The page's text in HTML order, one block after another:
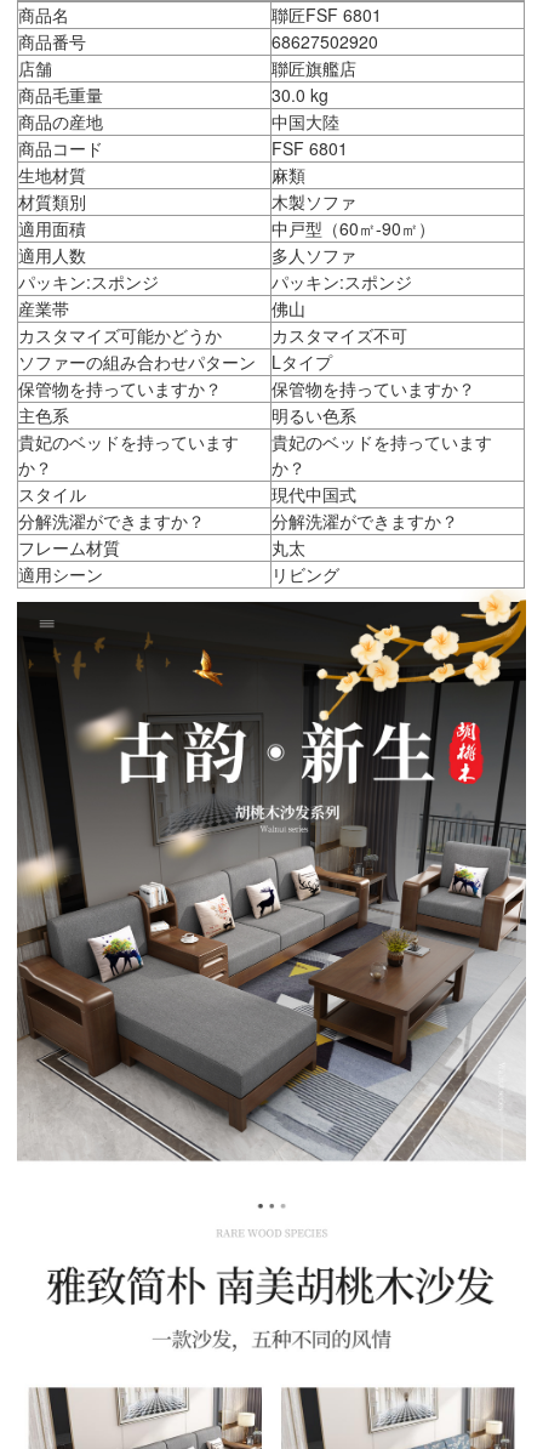
商品名
聯匠FSF 6801
商品番号
68627502920
店舗
聯匠旗艦店
商品毛重量
30.0 kg
商品の産地
中国大陸
商品コード
FSF 6801
生地材質
麻類
材質類別
木製ソファ
適用面積
中戸型（60㎡-90㎡）
適用人数
多人ソファ
パッキン:スポンジ
パッキン:スポンジ
産業帯
佛山
カスタマイズ可能かどうか
カスタマイズ不可
ソファーの組み合わせパターン
Lタイプ
保管物を持っていますか？
保管物を持っていますか？
主色系
明るい色系
貴妃のベッドを持っています
か？
貴妃のベッドを持っています
か？
スタイル
現代中国式
分解洗濯ができますか？
分解洗濯ができますか？
フレーム材質
丸太
適用シーン
リビング